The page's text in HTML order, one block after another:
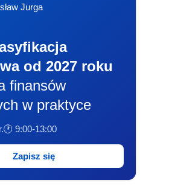
Jurga
od 2027 roku
finansów
w praktyce
🕐 9:00-13:00
Zapisz się